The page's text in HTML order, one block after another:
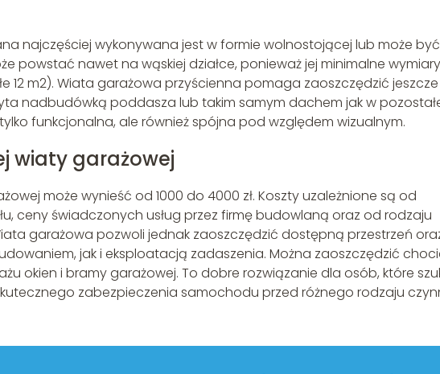
najczęściej wykonywana jest w formie wolnostojącej lub może być
powstać nawet na wąskiej działce, ponieważ jej minimalne
12 m2). Wiata garażowa przyścienna pomaga zaoszczędzić
nadbudówką poddasza lub takim samym dachem jak w
funkcjonalna, ale również spójna pod względem wizualnym.
wiaty garażowej
może wynieść od 1000 do 4000 zł. Koszty uzależnione są od
ceny świadczonych usług przez firmę budowlaną oraz od rodzaju
garażowa pozwoli jednak zaoszczędzić dostępną przestrzeń
jak i eksploatacją zadaszenia. Można zaoszczędzić
okien i bramy garażowej. To dobre rozwiązanie dla osób, które
zabezpieczenia samochodu przed różnego rodzaju